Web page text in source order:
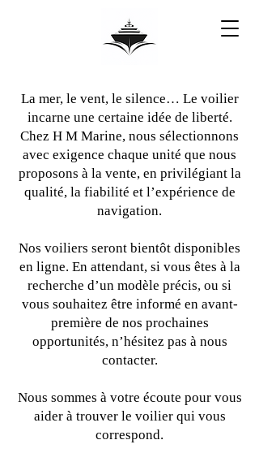
La mer, le vent, le silence… Le voilier
incarne une certaine idée de liberté.
Chez H M Marine, nous sélectionnons
avec exigence chaque unité que nous
proposons à la vente, en privilégiant la
qualité, la fiabilité et l’expérience de
navigation.
Nos voiliers seront bientôt disponibles
en ligne. En attendant, si vous êtes à la
recherche d’un modèle précis, ou si
vous souhaitez être informé en avant-
première de nos prochaines
opportunités, n’hésitez pas à nous
contacter.
Nous sommes à votre écoute pour vous
aider à trouver le voilier qui vous
correspond.